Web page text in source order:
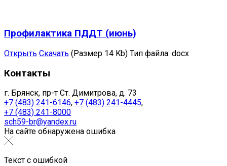
Профилактика ПДДТ (июнь)
Открыть Скачать (Размер 14 Kb) Тип файла: docx
Контакты
г. Брянск, пр-т Ст. Димитрова, д. 73
+7 (483) 241-6146, +7 (483) 241-4445,
+7 (483) 241-8000
sch59-br@yandex.ru
На сайте обнаружена ошибка
Текст с ошибкой